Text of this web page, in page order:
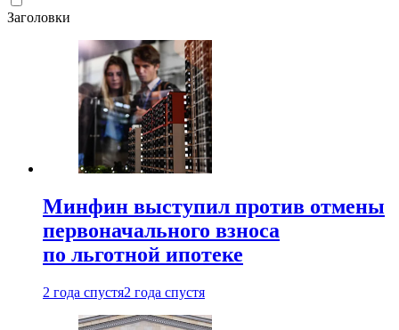
Заголовки
Минфин выступил против отмены
первоначального взноса
по льготной ипотеке
2 года спустя2 года спустя